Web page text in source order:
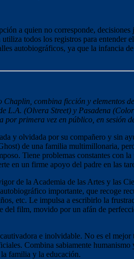
a quien no corresponde, decisiones
todos los registros para entender
autobiográficos, ya que la infancia
combina ficción y elementos
L.A. (Olvera Street) y Pasadena
primera vez en público, en sesión
y olvidada por su compañero y sin
de una familia multimillonaria,
Tiene problemas constantes con
en un firme apoyo del padre en las
de la Academia de las Artes y las
importante, que recoge
etc. Le impulsa a escribirlo la
film, movido por un afán de
e inolvidable. No es el mejor
Combina sabiamente
familia y la educación.